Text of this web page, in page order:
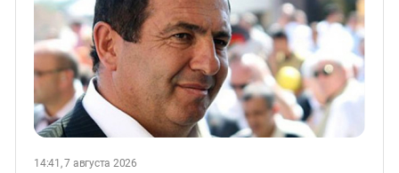
14:41, 7 августа 2026